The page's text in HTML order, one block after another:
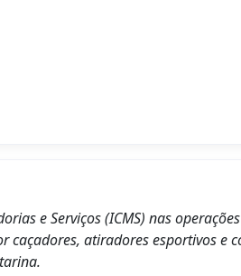
e Serviços (ICMS) nas
atiradores esportivos e